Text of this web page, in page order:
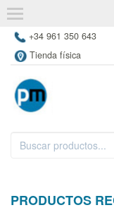
+34 961 350 643
Tienda física
PRODUCTOS